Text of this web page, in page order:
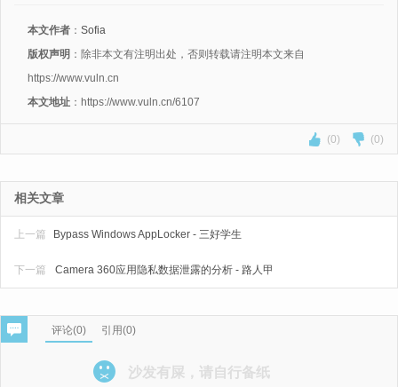
本文作者 ： Sofia
版权声明 ：除非本文有注明出处，否则转载请注明本文来自
https://www.vuln.cn
本文地址 ：https://www.vuln.cn/6107
(0) (0)
相关文章
上一篇 Bypass Windows AppLocker - 三好学生
Camera 360应用隐私数据泄露的分析 - 路人甲
下一篇
评论(0) 引用(0)
沙发有屎，请自行备纸